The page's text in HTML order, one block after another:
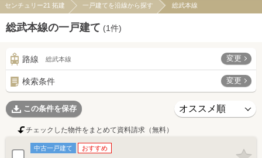
センチュリー21 拓建 一戸建てを沿線から探す 総武本線
総武本線の一戸建て (1件)
路線 総武本線 変更
検索条件 変更
この条件を保存
チェックした物件をまとめて資料請求（無料）
中古一戸建て おすすめ